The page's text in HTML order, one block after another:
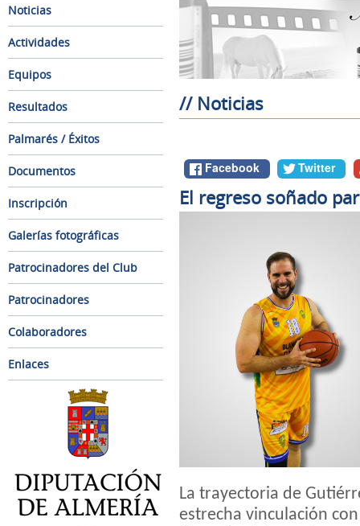
Noticias
Actividades
Equipos
Resultados
Palmarés / Éxitos
Documentos
Inscripción
Galerías fotográficas
Patrocinadores del Club
Patrocinadores
Colaboradores
Enlaces
// Noticias
Facebook Twitter
El regreso soñado
La trayectoria de
estrecha vinculación